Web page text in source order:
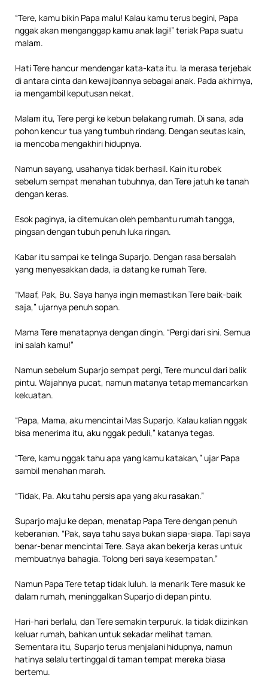
“Tere, kamu bikin Papa malu! Kalau kamu terus begini, Papa
nggak akan menganggap kamu anak lagi!” teriak Papa suatu
malam.
Hati Tere hancur mendengar kata-kata itu. Ia merasa terjebak
di antara cinta dan kewajibannya sebagai anak. Pada akhirnya,
ia mengambil keputusan nekat.
Malam itu, Tere pergi ke kebun belakang rumah. Di sana, ada
pohon kencur tua yang tumbuh rindang. Dengan seutas kain,
ia mencoba mengakhiri hidupnya.
Namun sayang, usahanya tidak berhasil. Kain itu robek
sebelum sempat menahan tubuhnya, dan Tere jatuh ke tanah
dengan keras.
Esok paginya, ia ditemukan oleh pembantu rumah tangga,
pingsan dengan tubuh penuh luka ringan.
Kabar itu sampai ke telinga Suparjo. Dengan rasa bersalah
yang menyesakkan dada, ia datang ke rumah Tere.
“Maaf, Pak, Bu. Saya hanya ingin memastikan Tere baik-baik
saja,” ujarnya penuh sopan.
Mama Tere menatapnya dengan dingin. “Pergi dari sini. Semua
ini salah kamu!”
Namun sebelum Suparjo sempat pergi, Tere muncul dari balik
pintu. Wajahnya pucat, namun matanya tetap memancarkan
kekuatan.
“Papa, Mama, aku mencintai Mas Suparjo. Kalau kalian nggak
bisa menerima itu, aku nggak peduli,” katanya tegas.
“Tere, kamu nggak tahu apa yang kamu katakan,” ujar Papa
sambil menahan marah.
“Tidak, Pa. Aku tahu persis apa yang aku rasakan.”
Suparjo maju ke depan, menatap Papa Tere dengan penuh
keberanian. “Pak, saya tahu saya bukan siapa-siapa. Tapi saya
benar-benar mencintai Tere. Saya akan bekerja keras untuk
membuatnya bahagia. Tolong beri saya kesempatan.”
Namun Papa Tere tetap tidak luluh. Ia menarik Tere masuk ke
dalam rumah, meninggalkan Suparjo di depan pintu.
Hari-hari berlalu, dan Tere semakin terpuruk. Ia tidak diizinkan
keluar rumah, bahkan untuk sekadar melihat taman.
Sementara itu, Suparjo terus menjalani hidupnya, namun
hatinya selalu tertinggal di taman tempat mereka biasa
bertemu.